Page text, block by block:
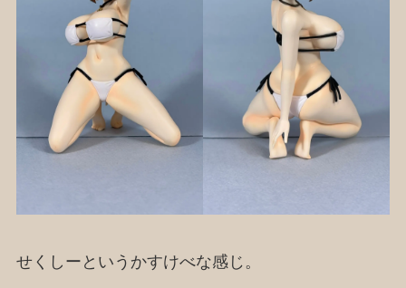
せくしーというかすけべな感じ。